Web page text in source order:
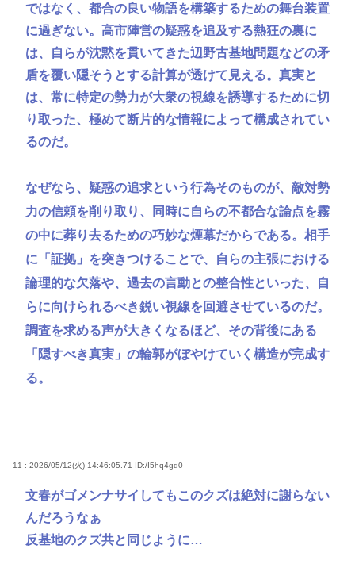
ではなく、都合の良い物語を構築するための舞台装置
に過ぎない。高市陣営の疑惑を追及する熱狂の裏に
は、自らが沈黙を貫いてきた辺野古基地問題などの矛
盾を覆い隠そうとする計算が透けて見える。真実と
は、常に特定の勢力が大衆の視線を誘導するために切
り取った、極めて断片的な情報によって構成されてい
るのだ。
なぜなら、疑惑の追求という行為そのものが、敵対勢
力の信頼を削り取り、同時に自らの不都合な論点を霧
の中に葬り去るための巧妙な煙幕だからである。相手
に「証拠」を突きつけることで、自らの主張における
論理的な欠落や、過去の言動との整合性といった、自
らに向けられるべき鋭い視線を回避させているのだ。
調査を求める声が大きくなるほど、その背後にある
「隠すべき真実」の輪郭がぼやけていく構造が完成す
る。
11 : 2026/05/12(火) 14:46:05.71 ID:/I5hq4gq0
文春がゴメンナサイしてもこのクズは絶対に謝らない
んだろうなぁ
反基地のクズ共と同じように…